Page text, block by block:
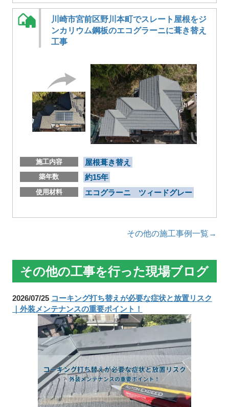
川崎市宮前区野川本町でスレート屋根をジ
ンカリウム鋼板のエコグラーニに葺き替え
工事
施工内容 屋根葺き替え
築年数 約15年
使用材料 エコグラーニ ツィードグレー
その他の施工事例一覧→
その他の工事を行った現場ブログ
2026/07/25 コーキング打ち替えが必要な症状と放置リスク
｜外装メンテナンスの重要ポイント！